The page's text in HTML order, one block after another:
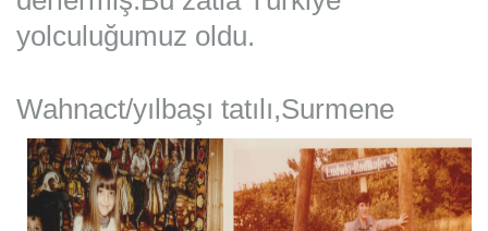
yolculuğumuz oldu.
Wahnact/yılbaşı tatılı,Surmene